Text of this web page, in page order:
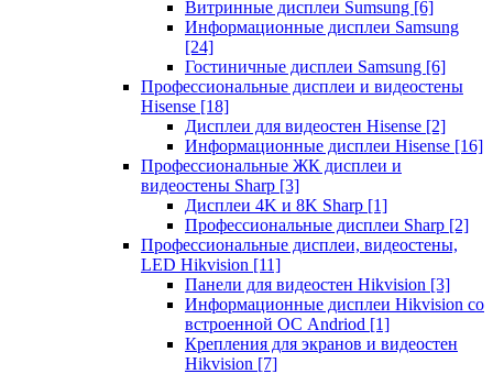
Витринные дисплеи Sumsung [6]
Информационные дисплеи Samsung
[24]
Гостиничные дисплеи Samsung [6]
Профессиональные дисплеи и видеостены
Hisense [18]
Дисплеи для видеостен Hisense [2]
Информационные дисплеи Hisense [16]
Профессиональные ЖК дисплеи и
видеостены Sharp [3]
Дисплеи 4K и 8K Sharp [1]
Профессиональные дисплеи Sharp [2]
Профессиональные дисплеи, видеостены,
LED Hikvision [11]
Панели для видеостен Hikvision [3]
Информационные дисплеи Hikvision со
встроенной ОС Andriod [1]
Крепления для экранов и видеостен
Hikvision [7]